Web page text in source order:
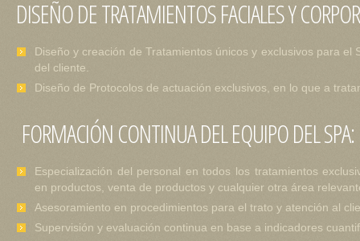
DISEÑO DE TRATAMIENTOS FACIALES Y
Diseño y creación de Tratamientos únicos y exclusivos para el
del cliente.
Diseño de Protocolos de actuación exclusivos, en lo que a
FORMACIÓN CONTINUA DEL EQUIPO DEL SPA:
Especialización del personal en todos los tratamientos
en productos, venta de productos y cualquier otra área
Asesoramiento en procedimientos para el trato y atención al
Supervisión y evaluación continua en base a indicadores